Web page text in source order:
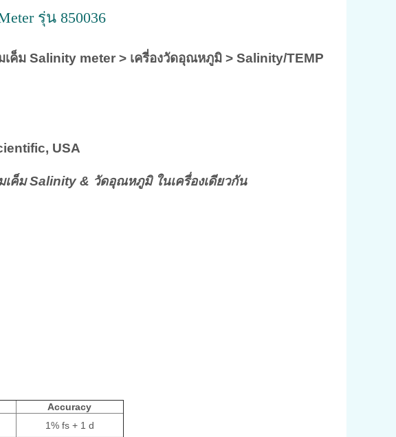
รุ่น 850036
เค็ม Salinity meter > เครี่องวัดอุณหภูมิ > Salinity/TEMP
ntific, USA
เค็ม Salinity & วัดอุณหภูมิ ในเครื่องเดียวกัน
Accuracy
1% fs + 1 d